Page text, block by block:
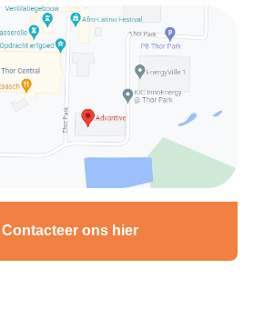
Contacteer ons hier